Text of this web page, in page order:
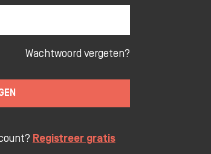
Wachtwoord vergeten?
Registreer gratis